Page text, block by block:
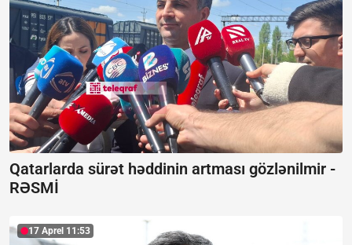
Qatarlarda sürət həddinin artması gözlənilmir -
RƏSMİ
17 Aprel 11:53